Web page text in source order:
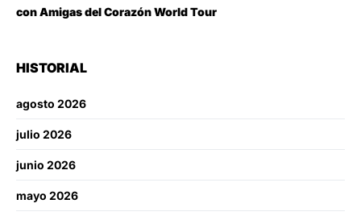
con Amigas del Corazón World Tour
HISTORIAL
agosto 2026
julio 2026
junio 2026
mayo 2026